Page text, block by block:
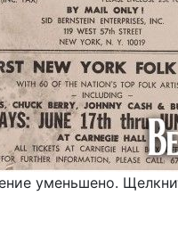
уменьшено.